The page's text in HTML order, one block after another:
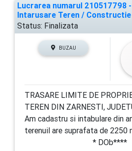
Lucrarea numarul 210517798
Intarusare Teren / Constructie
Status: Finalizata
BUZAU
TRASARE LIMITE DE
TEREN DIN ZARNESTI,
Am cadastru si intabulare din
terenuil are suprafata de 2250
* DOb****